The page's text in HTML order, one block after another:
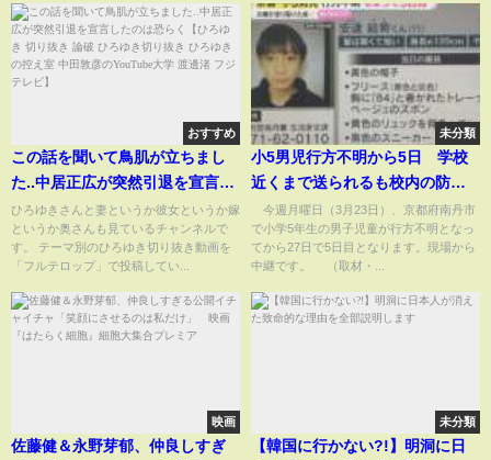
おすすめ
この話を聞いて鳥肌が立ちまし
た..中居正広が突然引退を宣言し
たのは恐らく【ひろゆき 切り抜
き 論破 ひろゆき切り抜き ひろゆ
きの控え室 中田敦彦のYouTube
ひろゆきさんと妻というか彼女というか嫁
というか奥さんも見ているチャンネルで
す。 テーマ別のひろゆき切り抜き動画を
「フルテロップ」で投稿してい...
未分類
小5男児行方不明から5日 学校
近くまで送られるも校内の防犯
カメラに姿なし「連絡遅れたの
は不手際」
今週月曜日（3月23日）、京都府南丹市
で小学5年生の男子児童が行方不明となっ
てから27日で5日目となります。現場から
中継です。 （取材・...
映画
佐藤健＆永野芽郁、仲良しすぎ
未分類
【韓国に行かない?!】明洞に日